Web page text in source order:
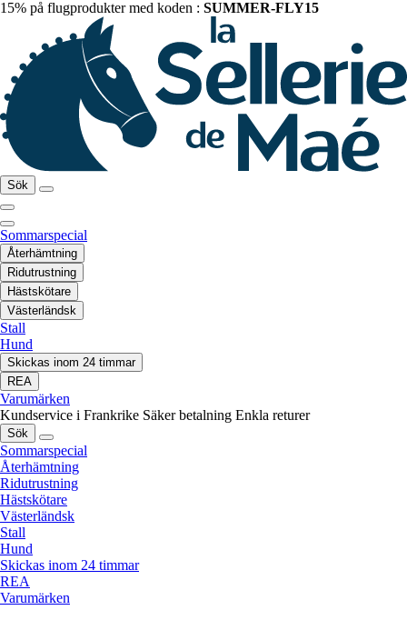
15% på flugprodukter med koden : SUMMER-FLY15
Sök
Sommarspecial
Återhämtning
Ridutrustning
Hästskötare
Västerländsk
Stall
Hund
Skickas inom 24 timmar
REA
Varumärken
Kundservice i Frankrike Säker betalning Enkla returer
Sök
Sommarspecial
Återhämtning
Ridutrustning
Hästskötare
Västerländsk
Stall
Hund
Skickas inom 24 timmar
REA
Varumärken